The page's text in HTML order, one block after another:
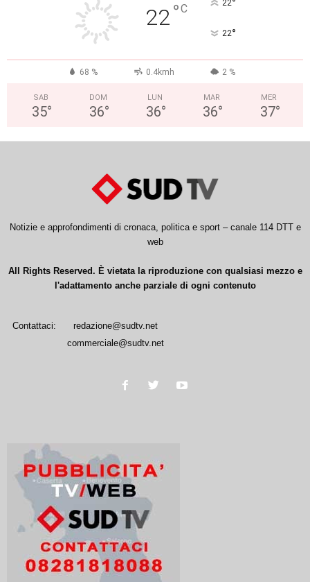
22°C 22
22°
68 % 0.4kmh 2 %
SAB
35°
DOM
36°
LUN
36°
MAR
36°
MER
37°
Notizie e approfondimenti di cronaca, politica e sport – canale 114 DTT e
web
All Rights Reserved. È vietata la riproduzione con qualsiasi mezzo e
l'adattamento anche parziale di ogni contenuto
Contattaci:
redazione@sudtv.net
commerciale@sudtv.net